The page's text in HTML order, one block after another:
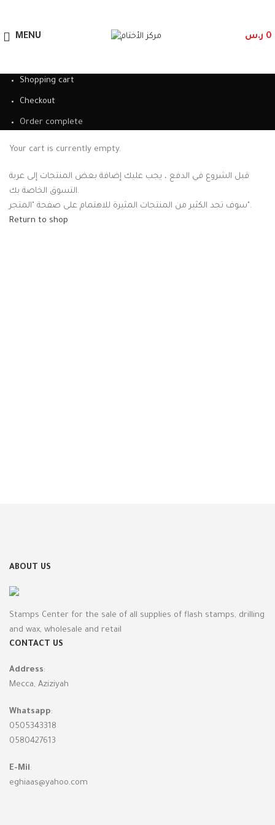
MENU 0 ر.س
Shopping cart
Checkout
Order complete
Your cart is currently empty.
قبل الشروع في الدفع ، يجب عليك إضافة بعض المنتجات إلى عربة
التسوق الخاصة بك.
سوف تجد الكثير من المنتجات المثيرة للاهتمام على صفحة "المتجر".
Return to shop
ABOUT US
Stamps Center for the sale of all supplies of flash stamps, drilling
and wax, wholesale and retail
CONTACT US
Address:
Mecca, Aziziyah
Whatsapp:
0505343318
0580427613
E-Mil:
eghiaas@yahoo.com